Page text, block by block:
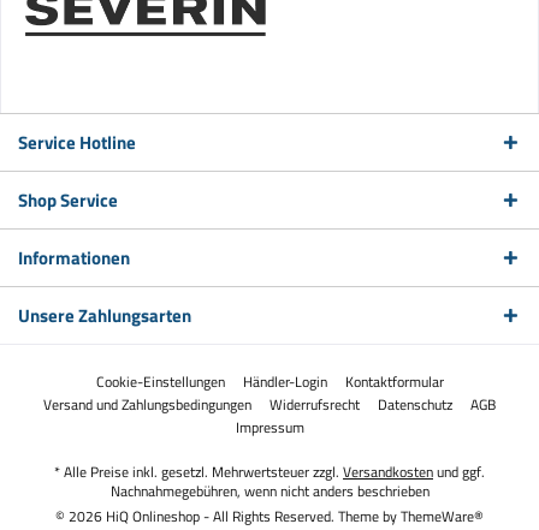
Service Hotline
Shop Service
Informationen
Unsere Zahlungsarten
Cookie-Einstellungen Händler-Login
Kontaktformular
Versand und Zahlungsbedingungen
Widerrufsrecht Datenschutz
AGB
Impressum
* Alle Preise inkl. gesetzl. Mehrwertsteuer zzgl. Versandkostenund ggf.
Nachnahmegebühren, wenn nicht anders beschrieben
© 2026 HiQ Onlineshop - All Rights Reserved. Theme byThemeWare®